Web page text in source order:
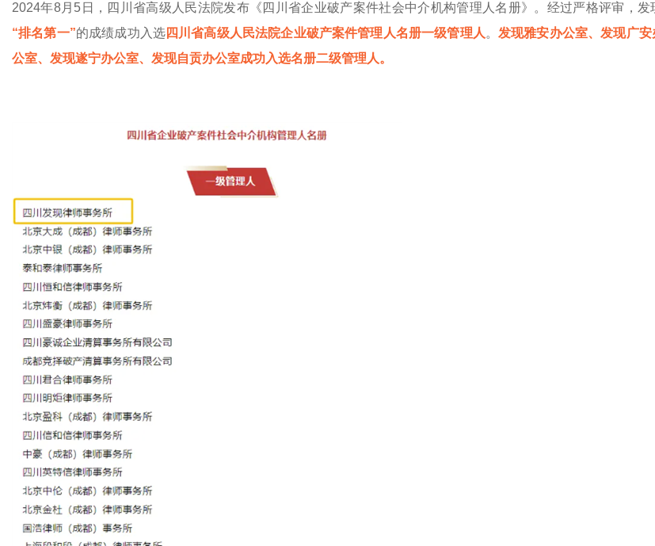
2024年8月5日，四川省高级人民法院发布《四川省企业破产案件社会中介机构管理人名册》。经过严格评审，发
“排名第一”的成绩成功入选四川省高级人民法院企业破产案件管理人名册一级管理人 。 发现雅安办公室、发现广
公室、发现遂宁办公室、发现自贡办公室成功入选名册二级管理人。